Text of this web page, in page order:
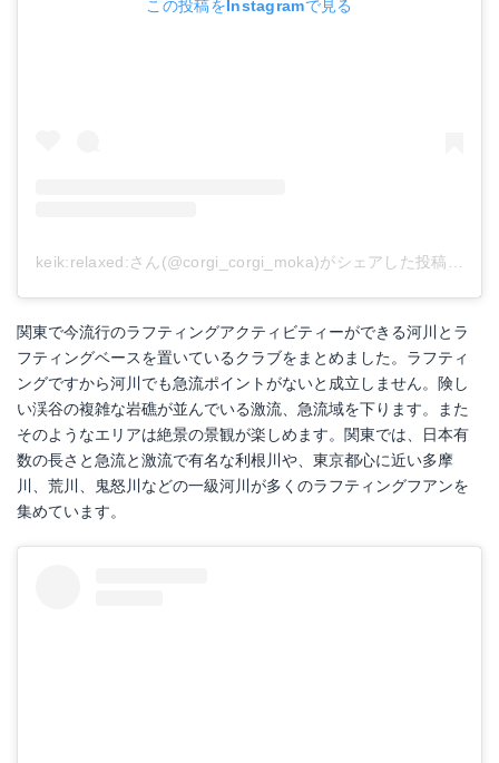
この投稿をInstagramで見る
keik:relaxed:︎さん(@corgi_corgi_moka)がシェアした投稿
-
関東で今流行のラフティングアクティビティーができる河川とラ
フティングベースを置いているクラブをまとめました。ラフティ
ングですから河川でも急流ポイントがないと成立しません。険し
い渓谷の複雑な岩礁が並んでいる激流、急流域を下ります。また
そのようなエリアは絶景の景観が楽しめます。関東では、日本有
数の長さと急流と激流で有名な利根川や、東京都心に近い多摩
川、荒川、鬼怒川などの一級河川が多くのラフティングフアンを
集めています。